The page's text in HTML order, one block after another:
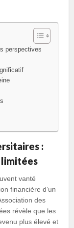
perspectives
:
limitées
vanté
financière d’un
des
révèle que les
plus élevé et